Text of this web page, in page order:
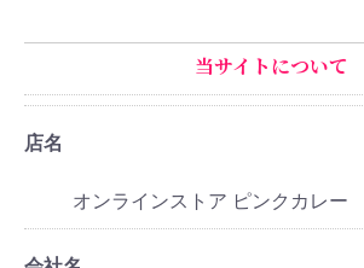
当サイトについて
店名
オンラインストア ピンクカレー